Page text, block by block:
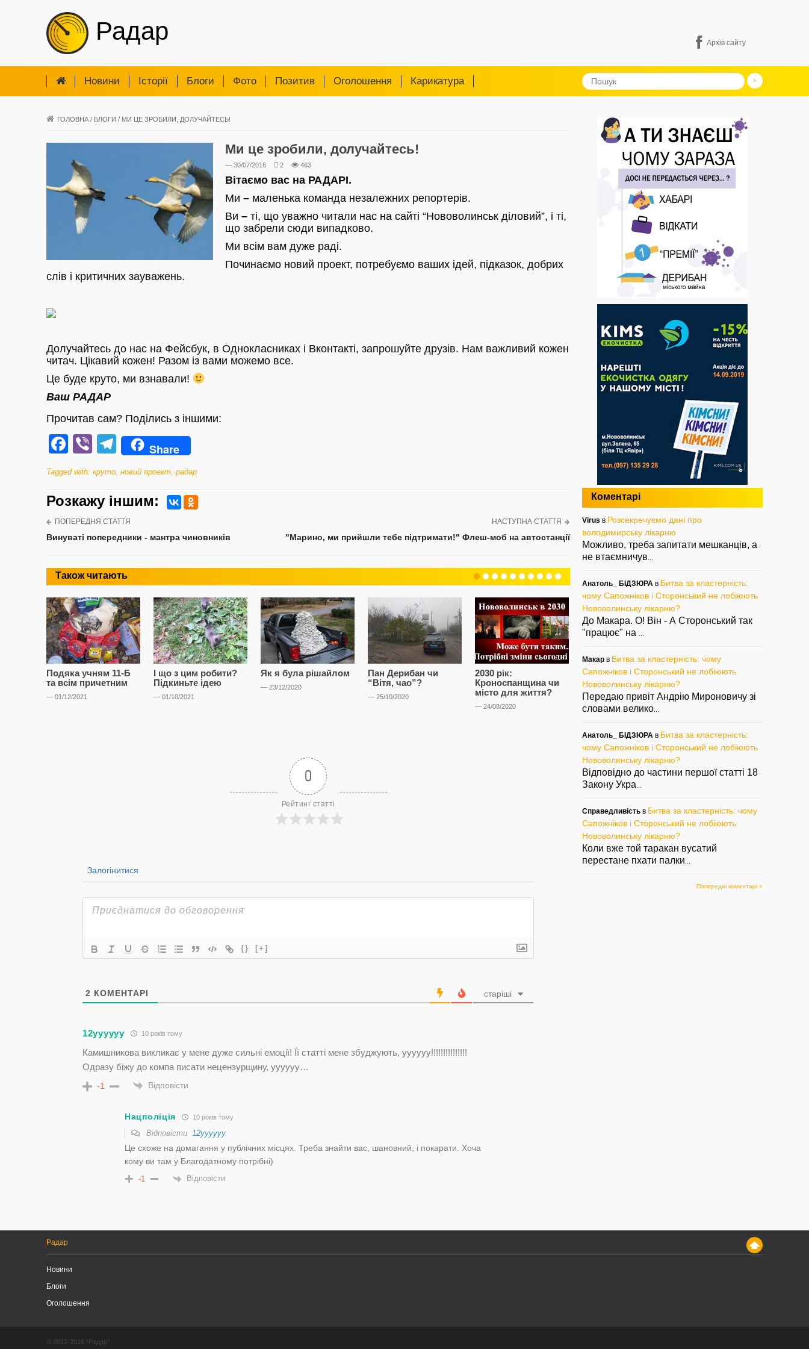
Радар Архів сайту
Новини Iсторії Блоги Фото Позитив Оголошення Карикатура
ГОЛОВНА / БЛОГИ / МИ ЦЕ ЗРОБИЛИ, ДОЛУЧАЙТЕСЬ!
Ми це зробили, долучайтесь!
— 30/07/2016 2 463
Вітаємо вас на РАДАРІ.
Ми – маленька команда незалежних репортерів.
Ви – ті, що уважно читали нас на сайті “Нововолинськ діловий”, і ті,
що забрели сюди випадково.
Ми всім вам дуже раді.
Починаємо новий проект, потребуємо ваших ідей, підказок, добрих
слів і критичних зауважень.
Долучайтесь до нас на Фейсбук, в Однокласниках і Вконтакті, запрошуйте друзів. Нам важливий кожен
читач. Цікавий кожен! Разом із вами можемо все.
Це буде круто, ми взнавали!
Ваш РАДАР
Прочитав сам? Поділись з іншими:
Facebook
ViberTelegram
Share
Tagged with: круто, новий проект, радар
Розкажу iншим:
ПОПЕРЕДНЯ СТАТТЯ
Винуваті попередники - мантра чиновників
НАСТУПНА СТАТТЯ
"Марино, ми прийшли тебе підтримати!" Флеш-моб на автостанції
Також читають
Подяка учням 11-Б
та всім причетним
— 01/12/2021
І що з цим робити?
Підкиньте ідею
— 01/10/2021
Як я була рішайлом
— 23/12/2020
Пан Дерибан чи
“Вітя, чао”?
— 25/10/2020
2030 рік:
Кроноспанщина чи
місто для життя?
— 24/08/2020
Пане Сторонський,
ви посліпли від
влади?
— 29/07/2020
Мер нагадує диво
автопрому…
0
Рейтинг статті
Залогінитися
{} [+]
2 КОМЕНТАРІ старіші
12уууууу 10 років тому
Камишникова викликає у мене дуже сильні емоції! Її статті мене збуджують, уууууу!!!!!!!!!!!!!!!
Одразу біжу до компа писати нецензурщину, уууууу…
-1 Відповісти
Нацполіція 10 років тому
Відповісти 12уууууу
Це схоже на домагання у публічних місцях. Треба знайти вас, шановний, і покарати. Хоча
кому ви там у Благодатному потрібні)
-1 Відповісти
Коментарі
Virus в Розсекречуємо дані про
володимирську лікарню
Можливо, треба запитати мешканців, а
не втаємничув
Анатоль_ БІДЗЮРА в Битва за кластерність:
чому Сапожніков і Сторонський не лобіюють
Нововолинську лікарню?
До Макара. О! Він - А Сторонський так
"працює" на
Макар в Битва за кластерність: чому
Сапожніков і Сторонський не лобіюють
Нововолинську лікарню?
Передаю привіт Андрію Мироновичу зі
словами велико
Анатоль_ БІДЗЮРА в Битва за кластерність:
чому Сапожніков і Сторонський не лобіюють
Нововолинську лікарню?
Відповідно до частини першої статті 18
Закону Укра
Справедливість в Битва за кластерність: чому
Сапожніков і Сторонський не лобіюють
Нововолинську лікарню?
Коли вже той таракан вусатий
перестане пхати палки
Попередні коментарі »
Радар
Новини
Блоги
Оголошення
© 2012-2016 “Радар”